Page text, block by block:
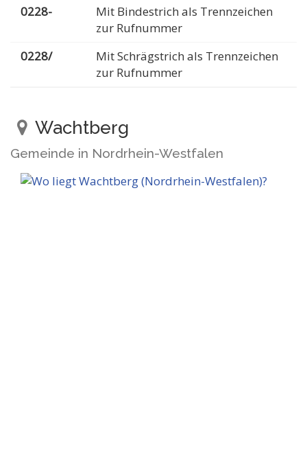
0228-
Mit Bindestrich als Trennzeichen
zur Rufnummer
0228/
Mit Schrägstrich als Trennzeichen
zur Rufnummer
Wachtberg
Gemeinde in Nordrhein-Westfalen